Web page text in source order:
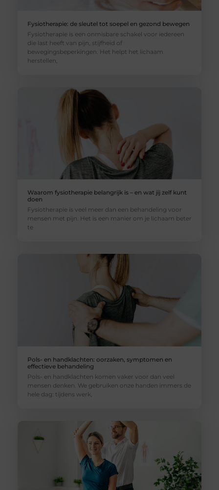
Fysiotherapie: de sleutel tot soepel en gezond bewegen
Fysiotherapie is een onmisbare schakel voor iedereen
die last heeft van pijn, stijfheid of
bewegingsbeperkingen. Het helpt het lichaam
herstellen,
Waarom fysiotherapie belangrijk is – en wat jij zelf kunt
doen
Fysiotherapie is veel meer dan een behandeling voor
mensen met pijn. Het is een manier om je lichaam beter
te
Pols- en handklachten: oorzaken, symptomen en
effectieve behandeling
Pols- en handklachten komen vaker voor dan veel
mensen denken. We gebruiken onze handen immers de
hele dag: tijdens werk,